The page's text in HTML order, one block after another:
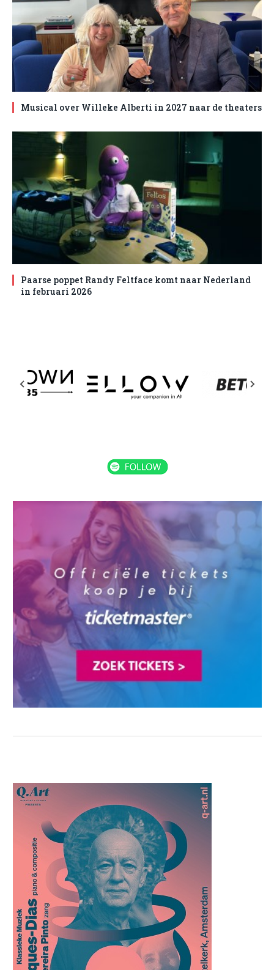
Musical over Willeke Alberti in 2027 naar de theaters
Paarse poppet Randy Feltface komt naar Nederland
in februari 2026